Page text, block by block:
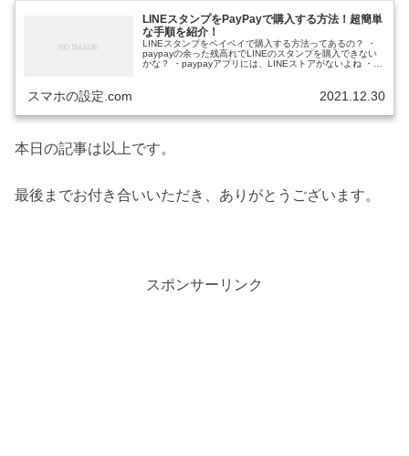
LINEスタンプをPayPayで購入する方法！超簡単
な手順を紹介！
LINEスタンプをペイペイで購入する方法ってあるの？ ・
paypayの余った残高れでLINEのスタンプを購入できない
かな？ ・paypayアプリには、LINEストアがないよね ・
スマホの設定.com 2021.12.30
本日の記事は以上です。
最後までお付き合いいただき、ありがとうございます。
スポンサーリンク